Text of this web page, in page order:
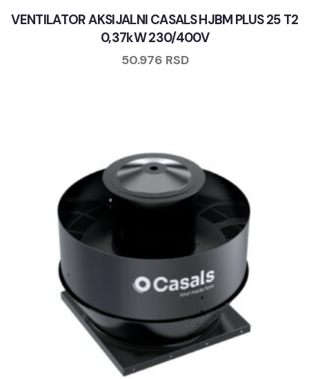
VENTILATOR AKSIJALNI CASALS HJBM PLUS 25 T2
0,37kW 230/400V
50.976 RSD